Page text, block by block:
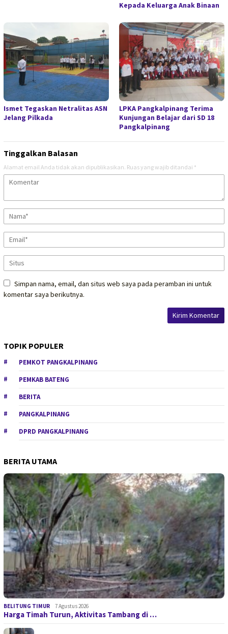
Kepada Keluarga Anak Binaan
Ismet Tegaskan Netralitas ASN
Jelang Pilkada
LPKA Pangkalpinang Terima
Kunjungan Belajar dari SD 18
Pangkalpinang
Tinggalkan Balasan
Alamat email Anda tidak akan dipublikasikan. Ruas yang wajib ditandai *
Simpan nama, email, dan situs web saya pada peramban ini untuk
komentar saya berikutnya.
TOPIK POPULER
PEMKOT PANGKALPINANG
PEMKAB BATENG
BERITA
PANGKALPINANG
DPRD PANGKALPINANG
BERITA UTAMA
BELITUNG TIMUR 7 Agustus 2026
Harga Timah Turun, Aktivitas Tambang di …